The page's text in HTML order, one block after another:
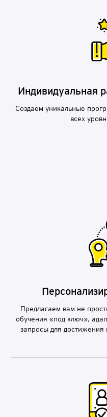
Индивидуальная
Создаем уникальные
всех
Предлагаем вам не
обучения «под ключ»,
запросы для